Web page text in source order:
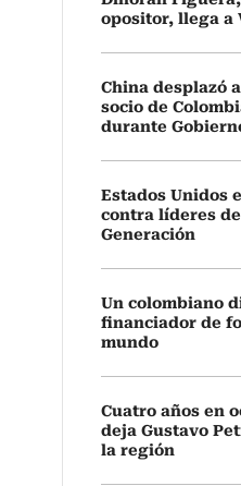
opositor, llega a
China desplazó
socio de
durante
Estados Unidos
contra líderes
Generación
Un colombiano
financiador de
mundo
Cuatro años en
deja Gustavo
la región